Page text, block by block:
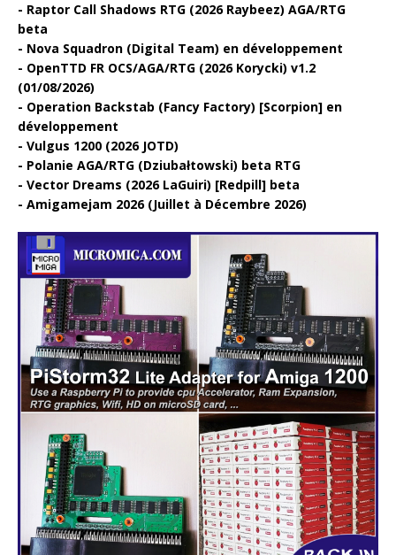
Raptor Call Shadows RTG (2026 Raybeez) AGA/RTG
beta
Nova Squadron (Digital Team) en développement
OpenTTD FR OCS/AGA/RTG (2026 Korycki) v1.2
(01/08/2026)
Operation Backstab (Fancy Factory) [Scorpion] en
développement
Vulgus 1200 (2026 JOTD)
Polanie AGA/RTG (Dziubałtowski) beta RTG
Vector Dreams (2026 LaGuiri) [Redpill] beta
Amigamejam 2026 (Juillet à Décembre 2026)